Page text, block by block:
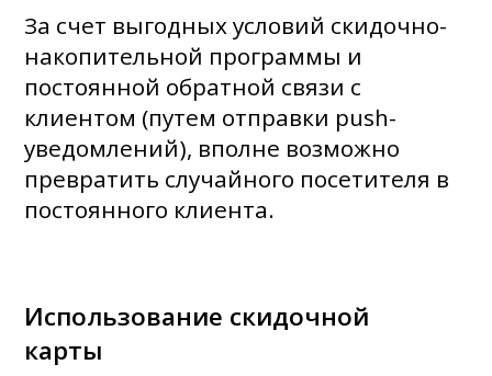
За счет выгодных условий скидочно-
накопительной программы и
постоянной обратной связи с
клиентом (путем отправки push-
уведомлений), вполне возможно
превратить случайного посетителя в
постоянного клиента.
Использование скидочной
карты